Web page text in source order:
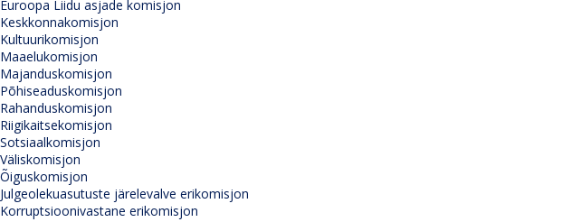
Euroopa Liidu asjade komisjon
Keskkonnakomisjon
Kultuurikomisjon
Maaelukomisjon
Majanduskomisjon
Põhiseaduskomisjon
Rahanduskomisjon
Riigikaitsekomisjon
Sotsiaalkomisjon
Väliskomisjon
Õiguskomisjon
Julgeolekuasutuste järelevalve erikomisjon
Korruptsioonivastane erikomisjon